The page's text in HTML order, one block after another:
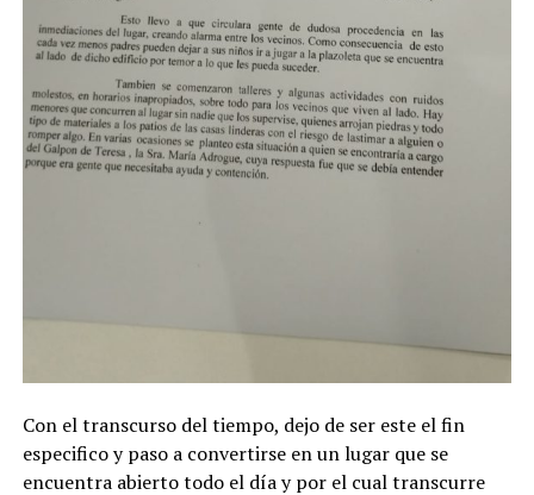
Con el transcurso del tiempo, dejo de ser este el fin
especifico y paso a convertirse en un lugar que se
encuentra abierto todo el día y por el cual transcurre